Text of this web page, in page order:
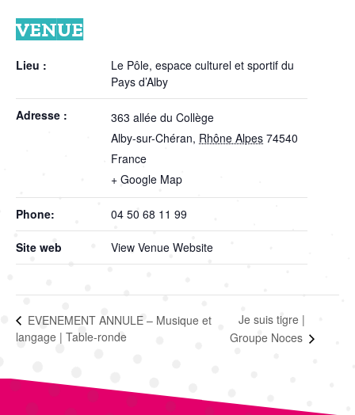
VENUE
Lieu :
Le Pôle, espace culturel et sportif du
Pays d’Alby
Adresse :
363 allée du Collège
Alby-sur-Chéran, Rhône Alpes 74540
France
+ Google Map
Phone: 04 50 68 11 99
Site web View Venue Website
EVENEMENT ANNULE – Musique et
langage | Table-ronde
Je suis tigre |
Groupe Noces